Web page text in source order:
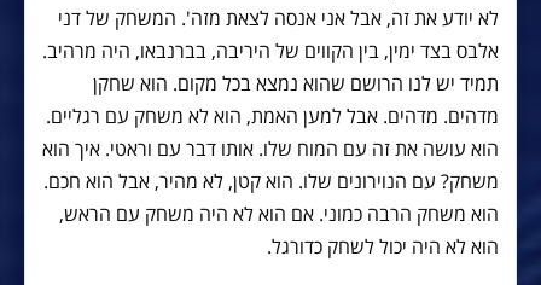
לא יודע את זה, אבל אני אנסה לצאת מזה'. המשחק של דני
אלבס בצד ימין, בין הקווים של היריבה, בברנבאו, היה מרהיב.
תמיד יש לנו הרושם שהוא נמצא בכל מקום. הוא שחקן
מדהים. מדהים. אבל למען האמת, הוא לא משחק עם רגליים.
הוא עושה את זה עם המוח שלו. אותו דבר עם וראטי. איך הוא
משחק? עם הנוירונים שלו. הוא קטן, לא מהיר, אבל הוא חכם.
הוא משחק הרבה כמוני. אם הוא לא היה משחק עם הראש,
הוא לא היה יכול לשחק כדורגל.